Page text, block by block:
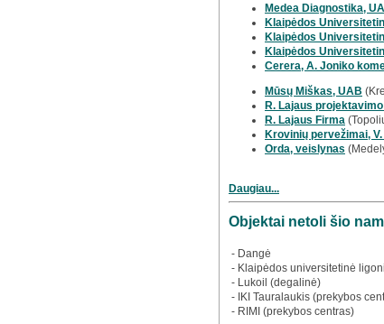
Medea Diagnostika,
Klaipėdos
Klaipėdos
Klaipėdos
Cerera, A. Joniko
Mūsų Miškas, UAB
R. Lajaus projektavimo
R. Lajaus Firma
Krovinių pervežimai,
Orda, veislynas
Daugiau...
Objektai netoli šio
- Dangė
- Klaipėdos universitetinė
- Lukoil (degalinė)
- IKI Tauralaukis (prekybos
- RIMI (prekybos centras)